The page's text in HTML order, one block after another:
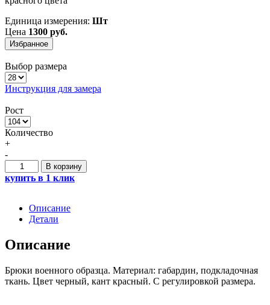
Единица измерения: Шт
Цена 1300 руб.
Избранное
Выбор размера
Инструкция для замера
Рост
Количество
+
-
КоличествоВ корзину
купить в 1 клик
Описание
Детали
Описание
Брюки военного образца. Материал: габардин, подкладочная
ткань. Цвет черный, кант красный. С регулировкой размера.